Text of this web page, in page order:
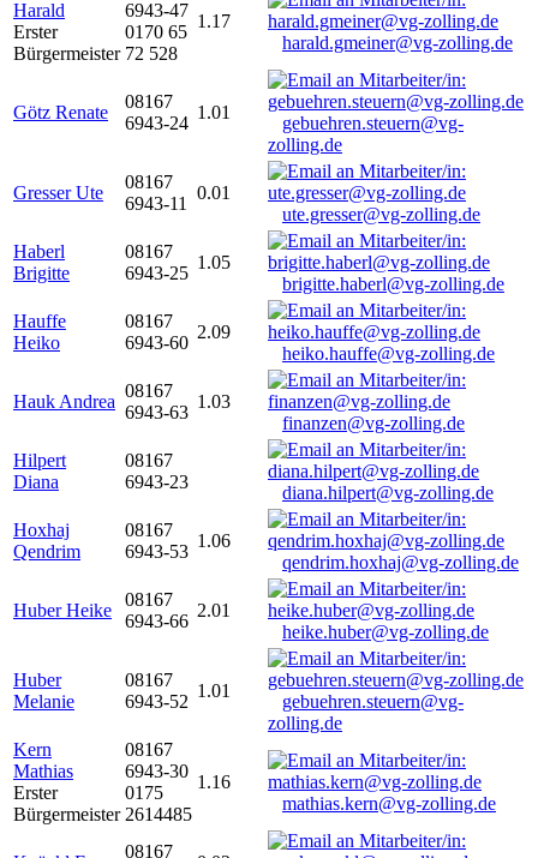
Harald
Erster
Bürgermeister
6943-47
0170 65
72 528
1.17
harald.gmeiner@vg-zolling.de
Götz Renate
08167
6943-24
1.01
gebuehren.steuern@vg-
zolling.de
Gresser Ute
08167
6943-11
0.01
ute.gresser@vg-zolling.de
Haberl
Brigitte
08167
6943-25
1.05
brigitte.haberl@vg-zolling.de
Hauffe
Heiko
08167
6943-60
2.09
heiko.hauffe@vg-zolling.de
Hauk Andrea
08167
6943-63
1.03
finanzen@vg-zolling.de
Hilpert
Diana
08167
6943-23
diana.hilpert@vg-zolling.de
Hoxhaj
Qendrim
08167
6943-53
1.06
qendrim.hoxhaj@vg-zolling.de
Huber Heike
08167
6943-66
2.01
heike.huber@vg-zolling.de
Huber
Melanie
08167
6943-52
1.01
gebuehren.steuern@vg-
zolling.de
Kern
Mathias
Erster
Bürgermeister
08167
6943-30
0175
2614485
1.16
mathias.kern@vg-zolling.de
08167